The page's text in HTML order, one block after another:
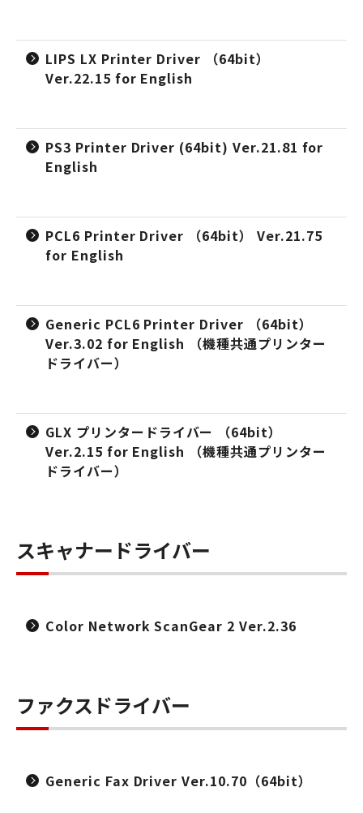
LIPS LX Printer Driver （64bit）
Ver.22.15 for English
PS3 Printer Driver (64bit) Ver.21.81 for
English
PCL6 Printer Driver （64bit） Ver.21.75
for English
Generic PCL6 Printer Driver （64bit）
Ver.3.02 for English （機種共通プリンター
ドライバー）
GLX プリンタードライバー （64bit）
Ver.2.15 for English （機種共通プリンター
ドライバー）
スキャナードライバー
Color Network ScanGear 2 Ver.2.36
ファクスドライバー
Generic Fax Driver Ver.10.70（64bit）